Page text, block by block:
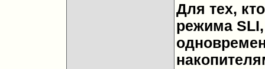
Для тех,
режима